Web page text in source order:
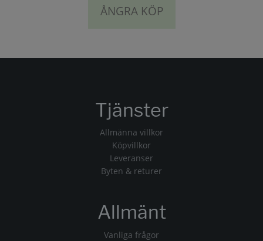
ÅNGRA KÖP
Tjänster
Allmänna villkor
Köpvillkor
Leveranser
Byten & returer
Allmänt
Vanliga frågor